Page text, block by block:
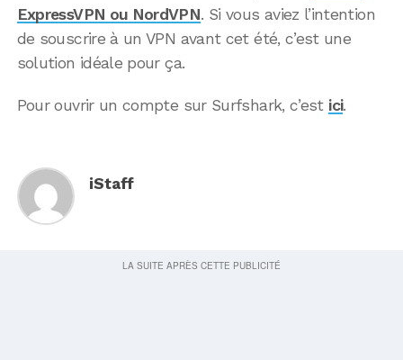
ExpressVPN ou NordVPN. Si vous aviez l’intention
de souscrire à un VPN avant cet été, c’est une
solution idéale pour ça.
Pour ouvrir un compte sur Surfshark, c’est ici.
iStaff